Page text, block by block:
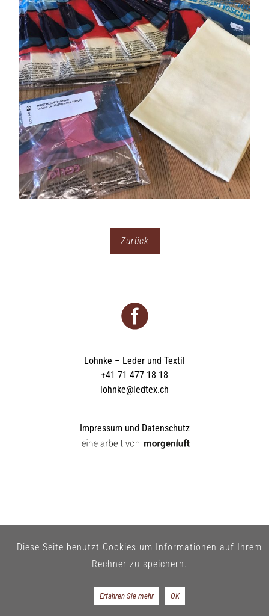
Zurück
Lohnke – Leder und Textil
+41 71 477 18 18
lohnke@ledtex.ch
Impressum und Datenschutz
Diese Seite benutzt Cookies um Informationen auf Ihrem
Rechner zu speichern.
Erfahren Sie mehr OK